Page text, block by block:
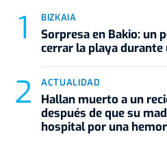
BIZKAIA
Sorpresa en Bakio: un
cerrar la playa durante
ACTUALIDAD
Hallan muerto a un
después de que su
hospital por una